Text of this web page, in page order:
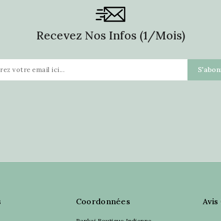
Recevez Nos Infos (1/mois)
Coordonnées Avis